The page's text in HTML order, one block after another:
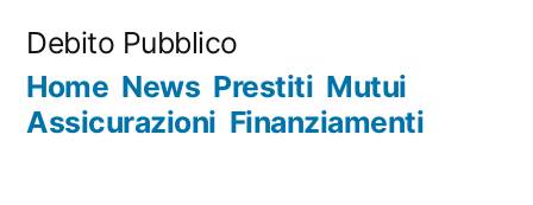
contenuto
Debito Pubblico
Home News Prestiti Mutui
Assicurazioni Finanziamenti